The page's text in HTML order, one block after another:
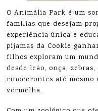
O Animália Park é um
famílias que desejam
experiência única e
pijamas da Cookie
filhos exploram um
desde leão, onça,
rinocerontes até mesmo
vermelha.